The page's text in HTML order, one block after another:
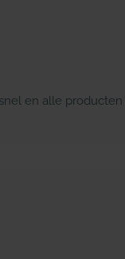
en alle producten